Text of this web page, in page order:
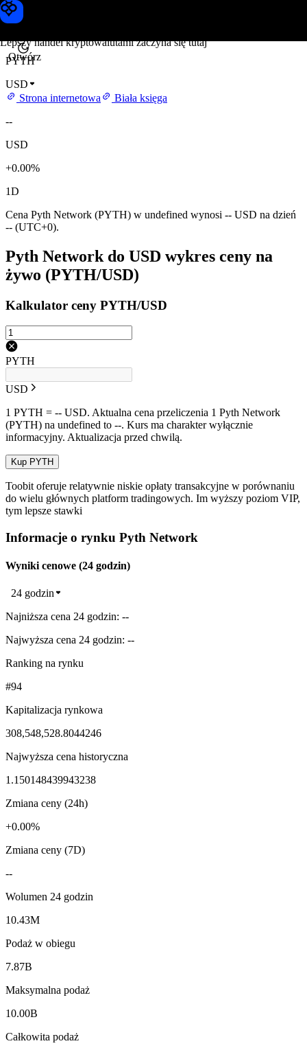
Lepszy handel kryptowalutami zaczyna się tutaj
Otwórz
Cena Pyth Network
PYTH
USD
Strona internetowa
Biała księga
--
USD
+0.00%
1D
Cena Pyth Network (PYTH) w undefined wynosi -- USD na dzień
-- (UTC+0).
Pyth Network do USD wykres ceny na
żywo (PYTH/USD)
Kalkulator ceny PYTH/USD
PYTH
USD
1 PYTH = -- USD. Aktualna cena przeliczenia 1 Pyth Network
(PYTH) na undefined to --. Kurs ma charakter wyłącznie
informacyjny. Aktualizacja przed chwilą.
Kup PYTH
Toobit oferuje relatywnie niskie opłaty transakcyjne w porównaniu
do wielu głównych platform tradingowych. Im wyższy poziom VIP,
tym lepsze stawki
Informacje o rynku Pyth Network
Wyniki cenowe (24 godzin)
24 godzin
Najniższa cena 24 godzin: --
Najwyższa cena 24 godzin: --
Ranking na rynku
#94
Kapitalizacja rynkowa
308,548,528.8044246
Najwyższa cena historyczna
1.150148439943238
Zmiana ceny (24h)
+0.00%
Zmiana ceny (7D)
--
Wolumen 24 godzin
10.43M
Podaż w obiegu
7.87B
Maksymalna podaż
10.00B
Całkowita podaż